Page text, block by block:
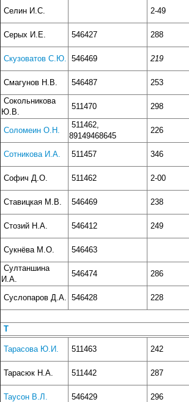
Селин И.С.
2-49
Серых И.Е.
546427 288
Скузоватов С.Ю. 546469 219
Смагунов Н.В.
546487 253
Сокольникова
Ю.В.
511470 298
Соломеин О.Н.
511462,
89149468645
226
Сотникова И.А.
511457 346
Софич Д.О.
511462 2-00
Ставицкая М.В.
546469 238
Стозий Н.А.
546412 249
Сукнёва М.О.
546463
Султаншина
И.А.
546474 286
Суслопаров Д.А. 546428 228
Т
Тарасова Ю.И. 511463 242
Тарасюк Н.А.
511442 287
Таусон В.Л.
546429 296